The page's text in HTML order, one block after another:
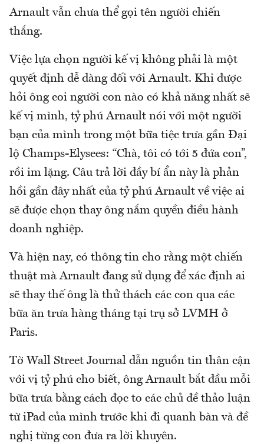
Arnault vẫn chưa thể gọi tên người chiến
thắng.
Việc lựa chọn người kế vị không phải là một
quyết định dễ dàng đối với Arnault. Khi được
hỏi ông coi người con nào có khả năng nhất sẽ
kế vị mình, tỷ phú Arnault nói với một người
bạn của mình trong một bữa tiệc trưa gần Đại
lộ Champs-Elysees: “Chà, tôi có tới 5 đứa con”,
rồi im lặng. Câu trả lời đầy bí ẩn này là phản
hồi gần đây nhất của tỷ phú Arnault về việc ai
sẽ được chọn thay ông nắm quyền điều hành
doanh nghiệp.
Và hiện nay, có thông tin cho rằng một chiến
thuật mà Arnault đang sử dụng để xác định ai
sẽ thay thế ông là thử thách các con qua các
bữa ăn trưa hàng tháng tại trụ sở LVMH ở
Paris.
Tờ Wall Street Journal dẫn nguồn tin thân cận
với vị tỷ phú cho biết, ông Arnault bắt đầu mỗi
bữa trưa bằng cách đọc to các chủ đề thảo luận
từ iPad của mình trước khi đi quanh bàn và đề
nghị từng con đưa ra lời khuyên.